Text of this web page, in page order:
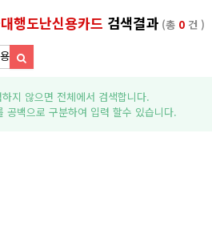
행도난신용카드 검색결과 (총 0 건 )
지 않으면 전체에서 검색합니다.
공백으로 구분하여 입력 할수 있습니다.